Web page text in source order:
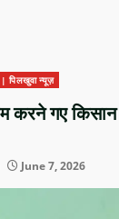
न्यूज़
करने गए
June 7, 2026